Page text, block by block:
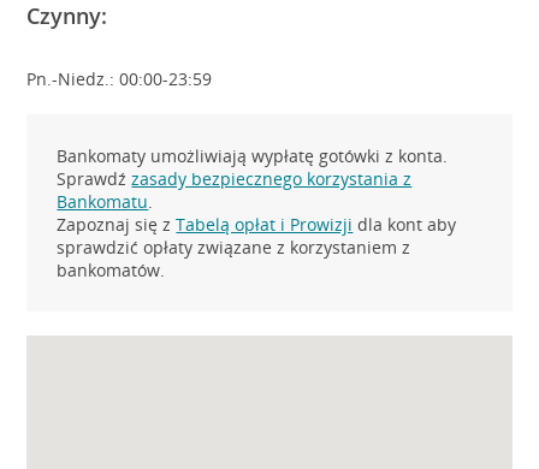
Czynny:
Pn.-Niedz.: 00:00-23:59
Bankomaty umożliwiają wypłatę gotówki z konta.
Sprawdźzasady bezpiecznego korzystania z
Bankomatu.
Zapoznaj się zTabelą opłat i Prowizji dla kont aby
sprawdzić opłaty związane z korzystaniem z
bankomatów.